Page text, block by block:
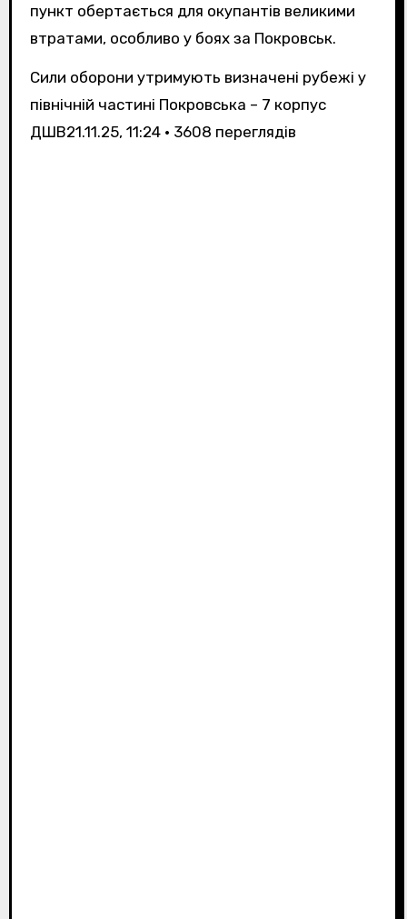
пункт обертається для окупантів великими
втратами, особливо у боях за Покровськ.
Сили оборони утримують визначені рубежі у
північній частині Покровська – 7 корпус
ДШВ21.11.25, 11:24 • 3608 переглядiв